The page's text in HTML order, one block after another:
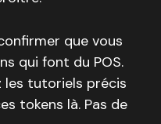
que vous
qui font du POS.
les tutoriels précis
tokens là. Pas de